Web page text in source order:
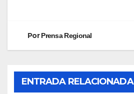
PorPrensa Regional
ENTRADA RELACIONADA